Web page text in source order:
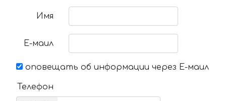
Имя
Е-маил
оповещать об информации через Е-маил
Телефон